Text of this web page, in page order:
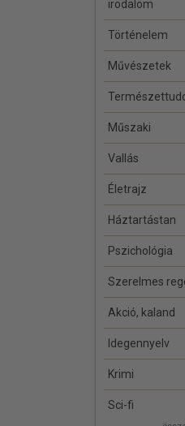
irodalom
Történelem
Művészetek
Műszaki
Vallás
Életrajz
Háztartástan
Pszichológia
Szerelmes
Akció, kaland
Idegennyelv
Krimi
Sci-fi